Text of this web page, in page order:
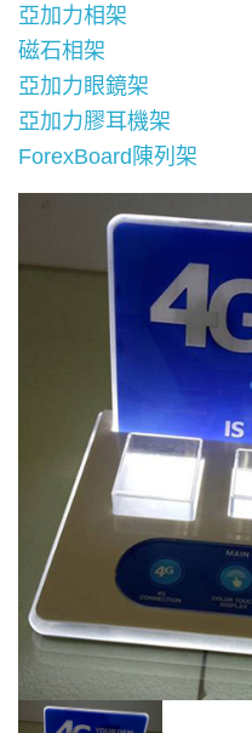
亞加力相架
磁石相架
亞加力眼鏡架
亞加力膠耳機架
ForexBoard陳列架